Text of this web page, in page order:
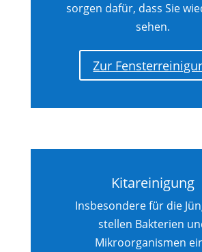
sorgen dafür, dass Sie
sehen.
Zur
Kitareinigung
Insbesondere für die
stellen Bakterien
Mikroorganismen